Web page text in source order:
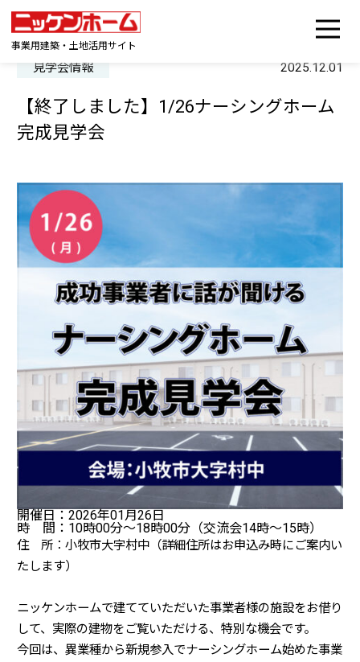
事業用建築・土地活用サイト
見学会情報 2025.12.01
【終了しました】1/26ナーシングホーム
完成見学会
開催日：2026年01月26日
時 間：10時00分〜18時00分（交流会14時～15時）
住 所：小牧市大字村中（詳細住所はお申込み時にご案内い
たします）
ニッケンホームで建てていただいた事業者様の施設をお借り
して、実際の建物をご覧いただける、特別な機会です。
今回は、異業種から新規参入でナーシングホーム始めた事業